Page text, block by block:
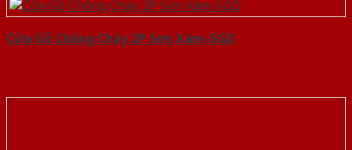
Cửa Gỗ Chống Cháy 2P Sơn Xám-SGD